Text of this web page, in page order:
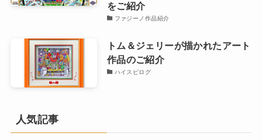
をご紹介
ファジーノ作品紹介
トム＆ジェリーが描かれたアート
作品のご紹介
ハイスピログ
人気記事